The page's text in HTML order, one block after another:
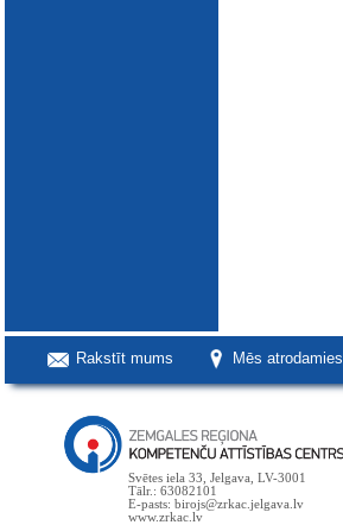
Rakstīt mums Mēs atrodamies
Svētes iela 33, Jelgava, LV-3001
Tālr.: 63082101
E-pasts: birojs@zrkac.jelgava.lv
www.zrkac.lv